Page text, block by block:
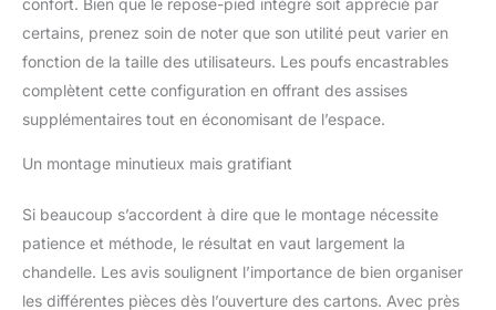
remarquable, résistant à
toutes les conditions
climatiques. Les housses
amovibles et faciles à
permettent de garder
votre salon toujours
impeccable. Avec son
moderne, ce salon de
terrasse ajoutera une
touche de raffinement à
votre espace extérieur.
certains, prenez soin de noter que son utilité peut varier en
fonction de la taille des utilisateurs. Les poufs encastrables
complètent cette configuration en offrant des assises
supplémentaires tout en économisant de l’espace.
Un montage minutieux mais gratifiant
Si beaucoup s’accordent à dire que le montage nécessite
patience et méthode, le résultat en vaut largement la
chandelle. Les avis soulignent l’importance de bien organiser
les différentes pièces dès l’ouverture des cartons. Avec près